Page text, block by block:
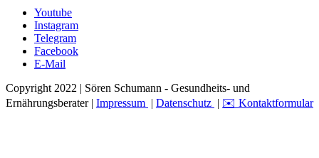
Youtube
Instagram
Telegram
Facebook
E-Mail
Copyright 2022 | Sören Schumann - Gesundheits- und
Ernährungsberater | Impressum | Datenschutz | ✉️ Kontaktformular